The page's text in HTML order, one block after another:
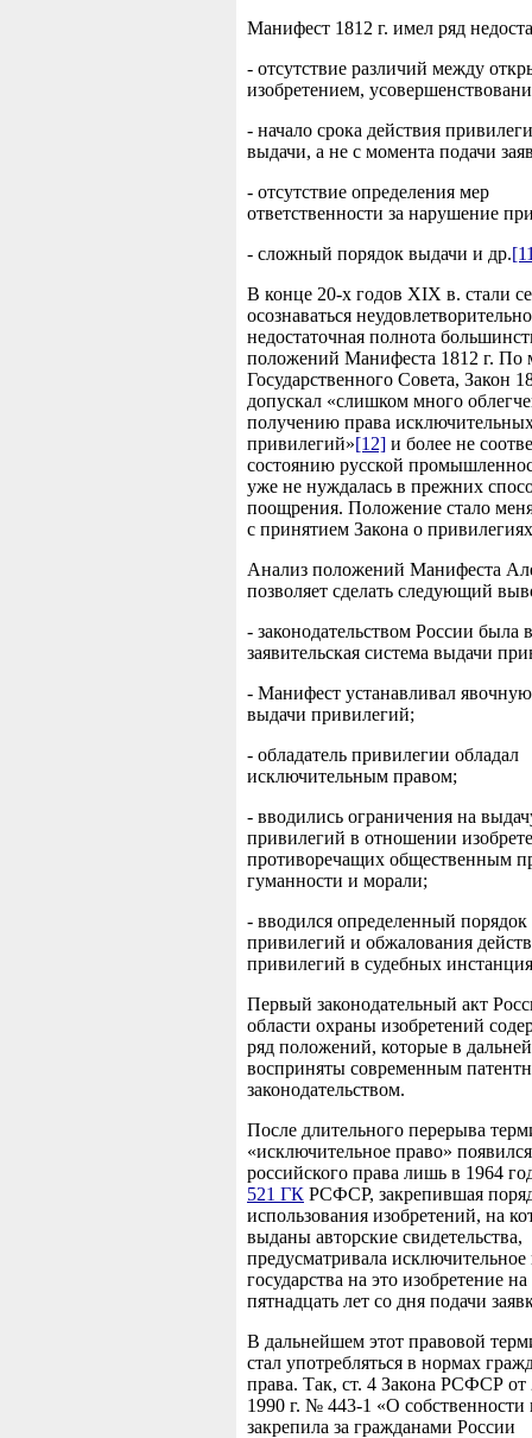
Манифест 1812 г. имел ряд
- отсутствие различий между
изобретением,
- начало срока действия
выдачи, а не с момента подачи
- отсутствие определения мер
ответственности за нарушение
- сложный порядок выдачи и др.
В конце 20-х годов XIX в. стали
осознаваться
недостаточная полнота
положений Манифеста 1812 г. По
Государственного Совета, Закон
допускал «слишком много
получению права
привилегий»[12] и более не
состоянию русской
уже не нуждалась в прежних
поощрения. Положение стало
с принятием Закона о
Анализ положений Манифеста
позволяет сделать следующий
- законодательством России была
заявительская система выдачи
- Манифест устанавливал
выдачи привилегий;
- обладатель привилегии обладал
исключительным правом;
- вводились ограничения на
привилегий в отношении
противоречащих общественным
гуманности и морали;
- вводился определенный
привилегий и обжалования
привилегий в судебных
Первый законодательный акт
области охраны изобретений
ряд положений, которые в
восприняты современным
законодательством.
После длительного перерыва
«исключительное право»
российского права лишь в 1964
521 ГК РСФСР, закрепившая
использования изобретений, на
выданы авторские свидетельства,
предусматривала исключительное
государства на это изобретение на
пятнадцать лет со дня подачи
В дальнейшем этот правовой
стал употребляться в нормах
права. Так, ст. 4 Закона РСФСР от
1990 г. № 443-1 «О
закрепила за гражданами России